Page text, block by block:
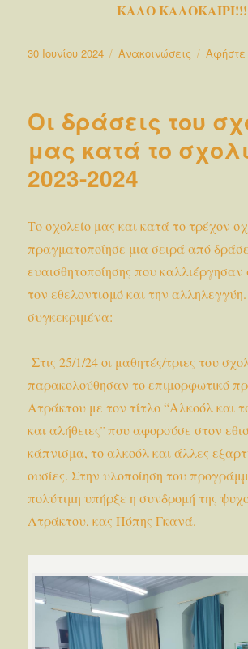
ΚΑΛΟ ΚΑΛΟΚΑΙΡΙ!!!
Δημοσιεύτηκε
30 Ιουνίου 2024 Κατηγορίες
Ανακοινώσεις Αφήστε
Οι δράσεις του
μας κατά το
2023-2024
Το σχολείο μας και κατά το τρέχον
πραγματοποίησε μια σειρά από
ευαισθητοποίησης που καλλιέργησαν
τον εθελοντισμό και την
συγκεκριμένα:
Στις 25/1/24 οι μαθητές/τριες του
παρακολούθησαν το επιμορφωτικό
Ατράκτου με τον τίτλο “Αλκοόλ και
και αλήθειες¨ που αφορούσε στον
κάπνισμα, το αλκοόλ και άλλες
ουσίες. Στην υλοποίηση του
πολύτιμη υπήρξε η συνδρομή της
Ατράκτου, κας Πόπης Γκανά.